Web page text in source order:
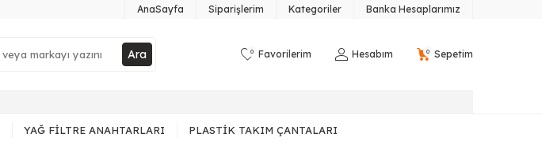
AnaSayfa Siparişlerim Kategoriler Banka Hesaplarımız
Ara 0 Favorilerim Hesabım 0 Sepetim
YAĞ FILTRE ANAHTARLARI PLASTIK TAKIM ÇANTALARI